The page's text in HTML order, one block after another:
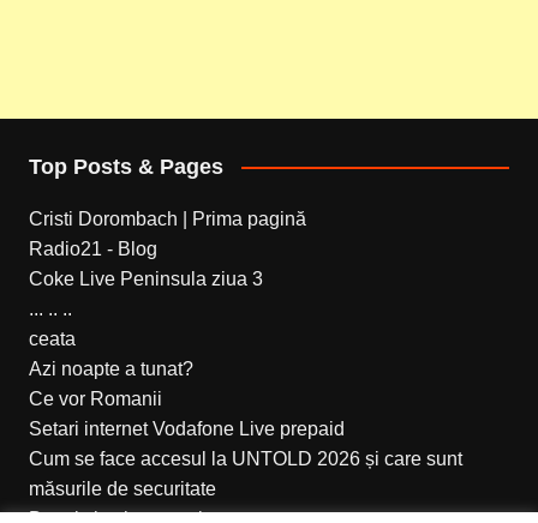
Top Posts & Pages
Cristi Dorombach | Prima pagină
Radio21 - Blog
Coke Live Peninsula ziua 3
... .. ..
ceata
Azi noapte a tunat?
Ce vor Romanii
Setari internet Vodafone Live prepaid
Cum se face accesul la UNTOLD 2026 și care sunt
măsurile de securitate
Bunul simt la romani